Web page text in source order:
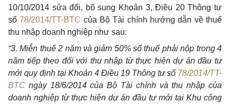
10/10/2014 sửa đổi, bổ sung Khoản 3, Điều 20 Thông tư
số78/2014/TT-BTC của Bộ Tài chính hướng dẫn về thuế
thu nhập doanh nghiệp như sau:
“3. Miễn thuế 2 năm và giảm 50% số thuế phải nộp trong 4
năm tiếp theo đối với thu nhập từ thực hiện dự án đầu tư
mới quy định tại Khoản 4 Điều 19 Thông tư số 78/2014/TT-
BTC ngày 18/6/2014 của Bộ Tài chính và thu nhập của
doanh nghiệp từ thực hiện dự án đầu tư mới tại Khu công